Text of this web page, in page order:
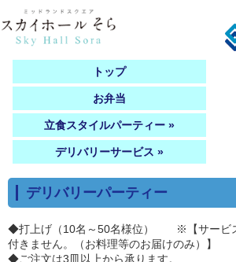
トップ
お弁当
立食スタイルパーティー »
デリバリーサービス »
デリバリーパーティー
◆打上げ（10名～50名様位） ※【サービ
付きません。（お料理等のお届けのみ）】
◆ご注文は3皿以上から承ります。